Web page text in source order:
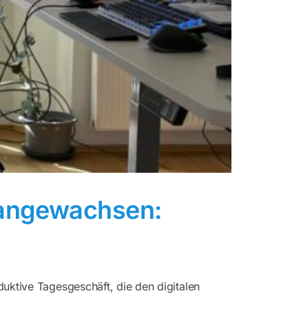
Tagesgeschäft, die den digitalen